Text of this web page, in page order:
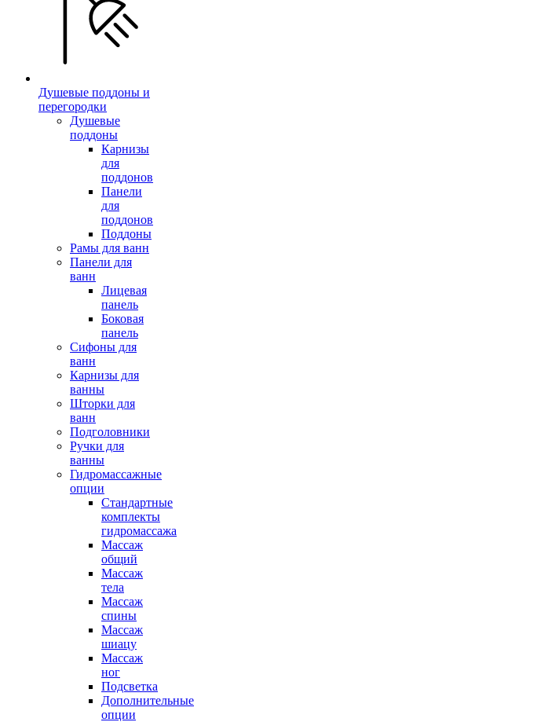
Душевые поддоны и
перегородки
Душевые
поддоны
Карнизы
для
поддонов
Панели
для
поддонов
Поддоны
Рамы для ванн
Панели для
ванн
Лицевая
панель
Боковая
панель
Сифоны для
ванн
Карнизы для
ванны
Шторки для
ванн
Подголовники
Ручки для
ванны
Гидромассажные
опции
Стандартные
комплекты
гидромассажа
Массаж
общий
Массаж
тела
Массаж
спины
Массаж
шиацу
Массаж
ног
Подсветка
Дополнительные
опции